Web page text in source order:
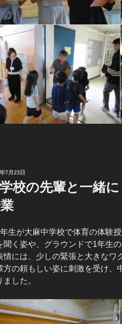
7月23日
校の先輩と一緒
生が大麻中学校で体育の体験
聞く姿や、グラウンドで1年生
情には、少しの緊張と大きなワ
方の頼もしい姿に刺激を受け、
ました。